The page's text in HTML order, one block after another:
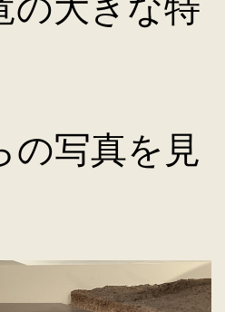
の大きな特
の写真を見